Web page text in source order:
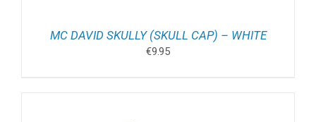
MC DAVID SKULLY (SKULL CAP) – WHITE
€9.95